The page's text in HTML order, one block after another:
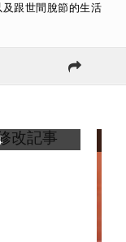
跟世間脫節的生活